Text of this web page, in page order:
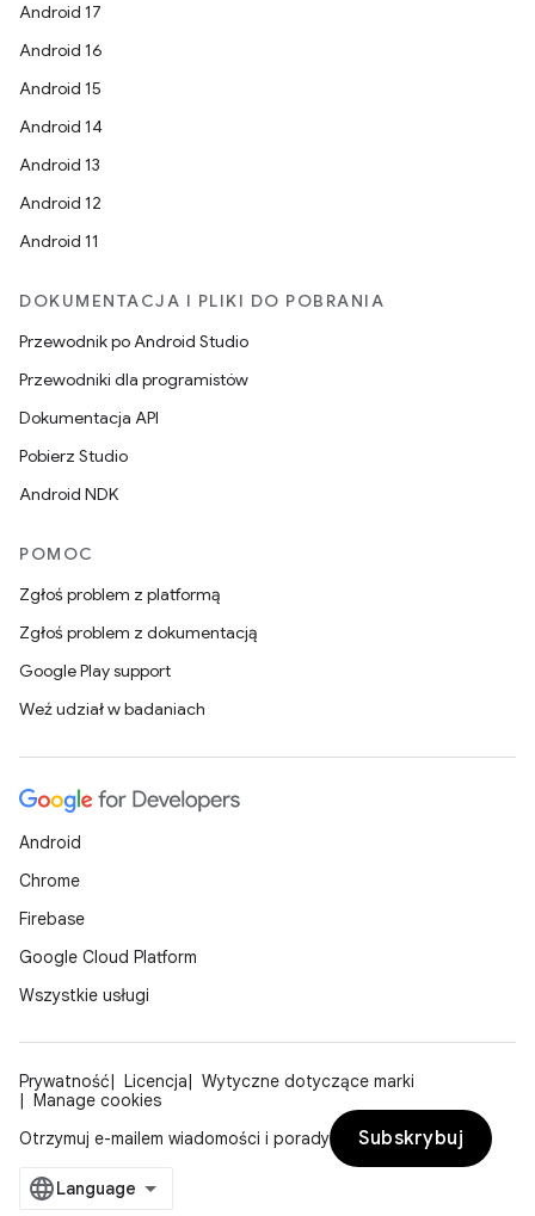
Android 17
Android 16
Android 15
Android 14
Android 13
Android 12
Android 11
DOKUMENTACJA I PLIKI DO POBRANIA
Przewodnik po Android Studio
Przewodniki dla programistów
Dokumentacja API
Pobierz Studio
Android NDK
POMOC
Zgłoś problem z platformą
Zgłoś problem z dokumentacją
Google Play support
Weź udział w badaniach
Android
Chrome
Firebase
Google Cloud Platform
Wszystkie usługi
Prywatność Licencja
Wytyczne dotyczące marki
Manage cookies
Otrzymuj e-mailem wiadomości i porady
Subskrybuj